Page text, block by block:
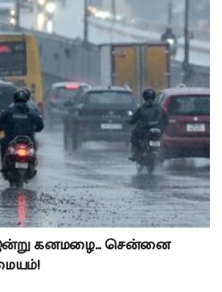
கனமழை… சென்னை